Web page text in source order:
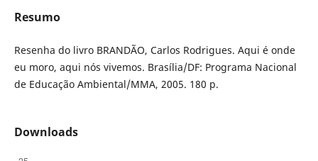
Resumo
Resenha do livro BRANDÃO, Carlos Rodrigues. Aqui é onde
eu moro, aqui nós vivemos. Brasília/DF: Programa Nacional
de Educação Ambiental/MMA, 2005. 180 p.
Downloads